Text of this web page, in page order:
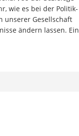
wie es bei der Politik-
unserer Gesellschaft
ändern lassen. Ein